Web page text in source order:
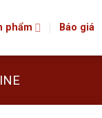
phẩm Báo giá